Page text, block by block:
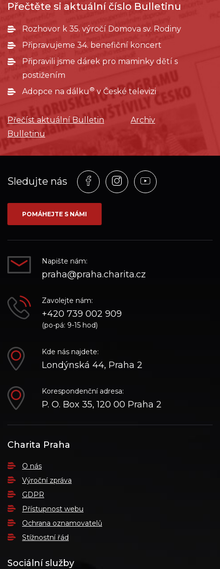
Přečtěte si aktuální číslo Bulletinu
Rozhovor k 35. výročí Domova sv. Rodiny
Připravujeme 34. benefiční koncert
Připravili jsme dárek pro maminky dětí s
postižením
Adopce na dálku ®v České televizi
Přečíst aktuální Bulletin
Archiv
Bulletinu
Sledujte nás
Profil
na
síti_Facebook
Profil
na
Profil
na
POMÁHEJTE S NÁMI
Napište nám:
praha@praha.charita.cz
Zavolejte nám:
+420 739 002 909
(po-pá: 9-15 hod)
Kde nás najdete:
Londýnská 44, Praha 2
Korespondenční adresa:
P. O. Box 35, 120 00 Praha 2
Charita Praha
O nás
Výroční zpráva
GDPR
Přístupnost webu
Ochrana oznamovatelů
Stížnostní řád
Sociální služby